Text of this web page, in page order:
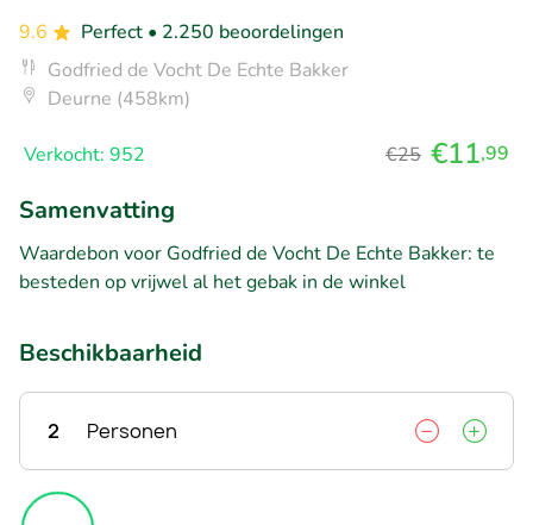
9.6 Perfect • 2.250 beoordelingen
Godfried de Vocht De Echte Bakker
Deurne (458km)
Verkocht: 952 €25 €11,99
Samenvatting
Waardebon voor Godfried de Vocht De Echte Bakker: te
besteden op vrijwel al het gebak in de winkel
Beschikbaarheid
2 Personen